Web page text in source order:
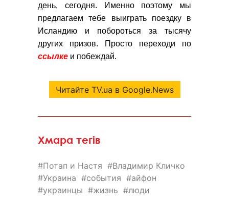
день, сегодня. Именно поэтому мы
предлагаем тебе выиграть поездку в
Исландию и побороться за тысячу
других призов. Просто переходи по
ссылке и побеждай.
Читайте TV.ua в Google.News
Хмара тегів
Потап и Настя
Владимир Кличко
Украина
события
айфон
украинцы
жизнь люди